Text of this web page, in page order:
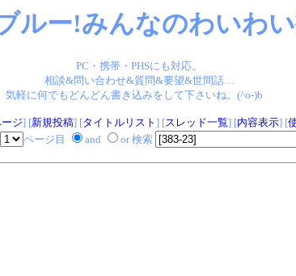
ルー!みんなのわいわ
PC・携帯・PHSにも対応。
相談&問い合わせ&質問&要望&世間話…
気軽に何でもどんどん書き込みをして下さいね。(^o-)b
ジ] [新規投稿] [タイトルリスト ] [スレッド一覧] [内容表示] [
ページ目 and or 検索